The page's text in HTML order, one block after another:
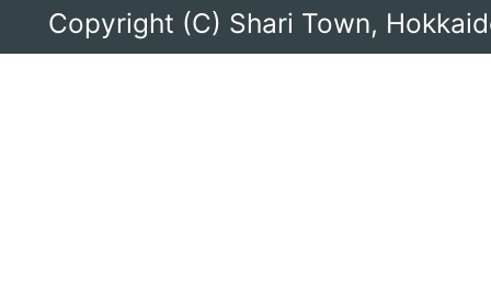
合
振
Copyright (C) Shari Town,